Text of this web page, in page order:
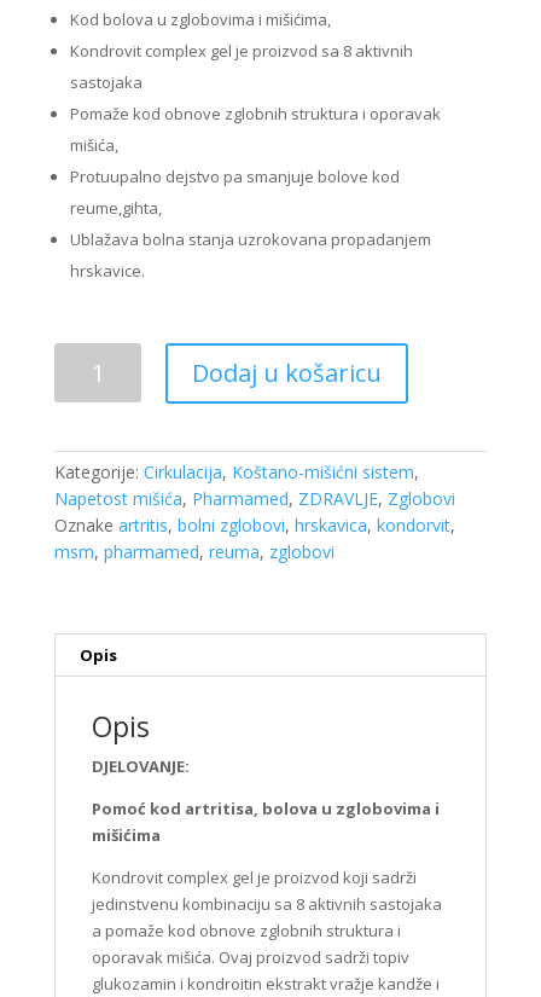
Kod bolova u zglobovima i mišićima,
Kondrovit complex gel je proizvod sa 8 aktivnih
sastojaka
Pomaže kod obnove zglobnih struktura i oporavak
mišića,
Protuupalno dejstvo pa smanjuje bolove kod
reume,gihta,
Ublažava bolna stanja uzrokovana propadanjem
hrskavice.
Complex
gel
količina
Dodaj u košaricu
Kategorije: Cirkulacija, Koštano-mišićni sistem,
Napetost mišića, Pharmamed, ZDRAVLJE, Zglobovi
Oznake artritis, bolni zglobovi, hrskavica, kondorvit,
msm, pharmamed, reuma, zglobovi
Opis
Opis
DJELOVANJE:
Pomoć kod artritisa, bolova u zglobovima i
mišićima
Kondrovit complex gel je proizvod koji sadrži
jedinstvenu kombinaciju sa 8 aktivnih sastojaka
a pomaže kod obnove zglobnih struktura i
oporavak mišića. Ovaj proizvod sadrži topiv
glukozamin i kondroitin ekstrakt vražje kandže i